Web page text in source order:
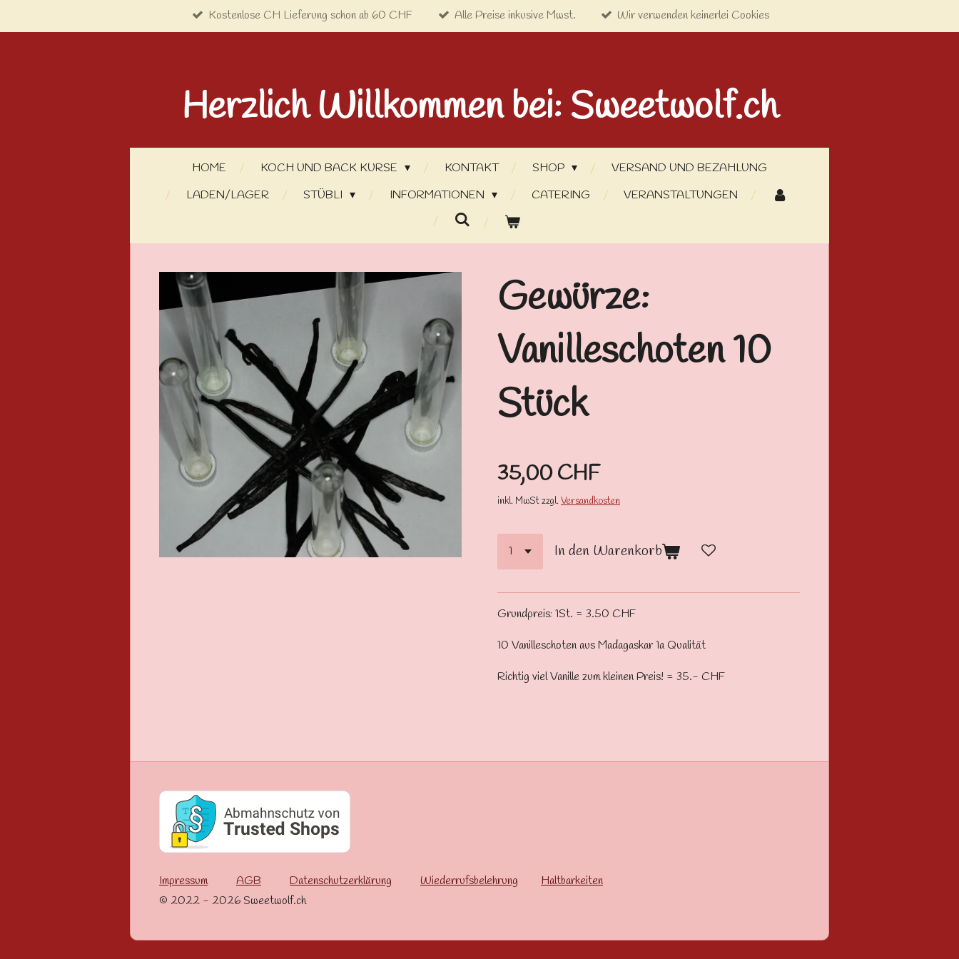
Hauptinhalt
Kostenlose CH Lieferung schon ab 60 CHF Alle Preise inkusive Mwst. Wir verwenden keinerlei Cookies
Herzlich Willkommen bei: Sweetwolf.ch
HOME KOCH UND BACK KURSE KONTAKT SHOP
VERSAND UND BEZAHLUNG
LADEN/LAGER
STÜBLI INFORMATIONEN CATERING VERANSTALTUNGEN
Gewürze:
Vanilleschoten 10
Stück
35,00 CHF
inkl. MwSt zzgl.Versandkosten
In den Warenkorb
Grundpreis: 1St. = 3.50 CHF
10 Vanilleschoten aus Madagaskar 1a Qualität
Richtig viel Vanille zum kleinen Preis! = 35.- CHF
Impressum AGB Datenschutzerklärung Wiederrufsbelehrung
Haltbarkeiten
© 2022 - 2026 Sweetwolf.ch